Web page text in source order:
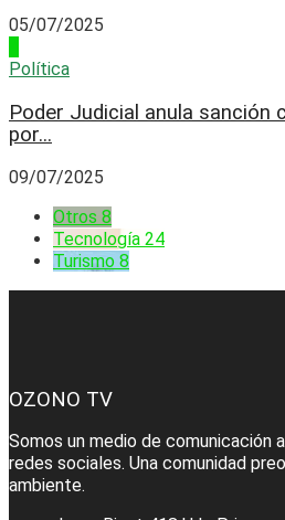
05/07/2025
Política
Poder Judicial anula sanción
por...
09/07/2025
Otros 8
Tecnología 24
Turismo 8
OZONO TV
Somos un medio de comunicación
redes sociales. Una comunidad
ambiente.